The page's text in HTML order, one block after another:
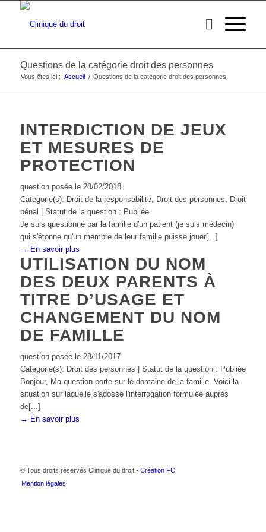
Questions de la catégorie droit des personnes
Vous êtes ici : Accueil / Questions de la catégorie droit des personnes
INTERDICTION DE JEUX
ET MESURES DE
PROTECTION
question posée le 28/02/2018
Categorie(s): Droit de la responsabilité, Droit des personnes, Droit
pénal | Statut de la question : Publiée
Je suis questionné par la famille d'un patient (je suis médecin)
qui s'étonne qu'un membre de leur famille puisse jouer[...]
→ En savoir plus
UTILISATION DU NOM
DES DEUX PARENTS À
TITRE D’USAGE ET
CHANGEMENT DU NOM
DE FAMILLE
question posée le 28/11/2017
Categorie(s): Droit des personnes | Statut de la question : Publiée
Bonjour, Ma question porte sur le domaine de la famille. Voici la
situation sur laquelle s'adosse l'interrogation formulée auprès
de[...]
→ En savoir plus
© Tous droits réservés Clinique du droit • Création FC
Mention légales